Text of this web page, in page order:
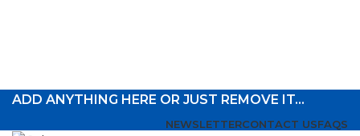
ADD ANYTHING HERE OR JUST REMOVE IT…
NEWSLETTERCONTACT USFAQS